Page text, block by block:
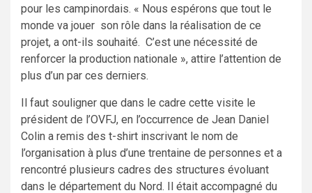
pour les campinordais. « Nous espérons que tout le
monde va jouer son rôle dans la réalisation de ce
projet, a ont-ils souhaité. C’est une nécessité de
renforcer la production nationale », attire l’attention de
plus d’un par ces derniers.
Il faut souligner que dans le cadre cette visite le
président de l’OVFJ, en l’occurrence de Jean Daniel
Colin a remis des t-shirt inscrivant le nom de
l’organisation à plus d’une trentaine de personnes et a
rencontré plusieurs cadres des structures évoluant
dans le département du Nord. Il était accompagné du